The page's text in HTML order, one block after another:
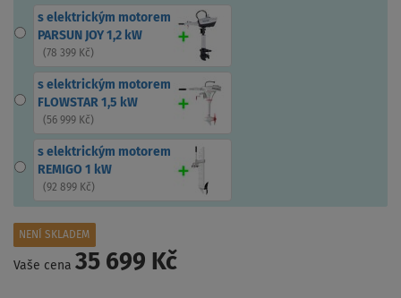
s elektrickým motorem
PARSUN JOY 1,2 kW
(78 399 Kč)
s elektrickým motorem
FLOWSTAR 1,5 kW
(56 999 Kč)
s elektrickým motorem
REMIGO 1 kW
(92 899 Kč)
NENÍ SKLADEM
Vaše cena 35 699 Kč